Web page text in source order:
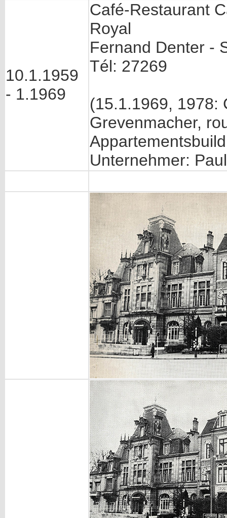
10.1.1959
- 1.1969
Café-Restaurant
Royal
Fernand Denter -
Tél: 27269
(15.1.1969, 1978:
Grevenmacher,
Unternehmer: